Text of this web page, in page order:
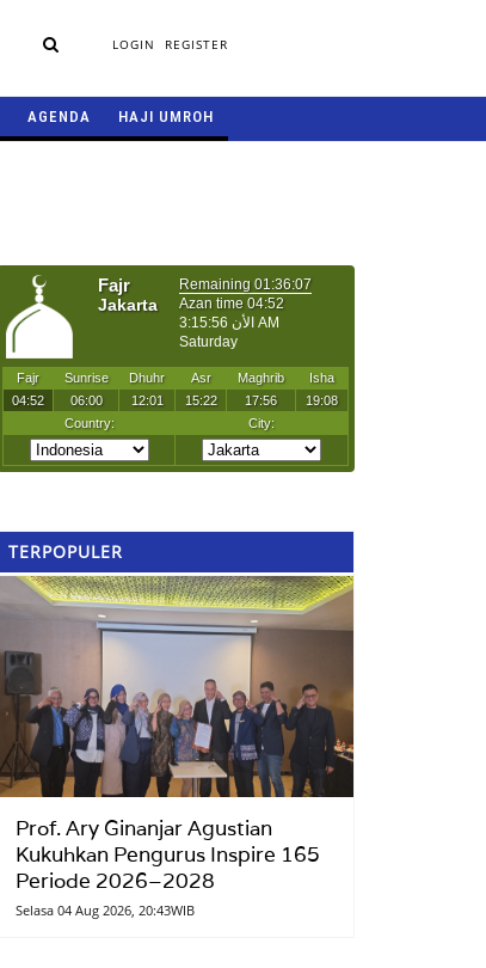
LOGIN REGISTER
AGENDA HAJI UMROH
TERPOPULER
Prof. Ary Ginanjar Agustian
Kukuhkan Pengurus Inspire 165
Periode 2026–2028
Selasa 04 Aug 2026, 20:43WIB